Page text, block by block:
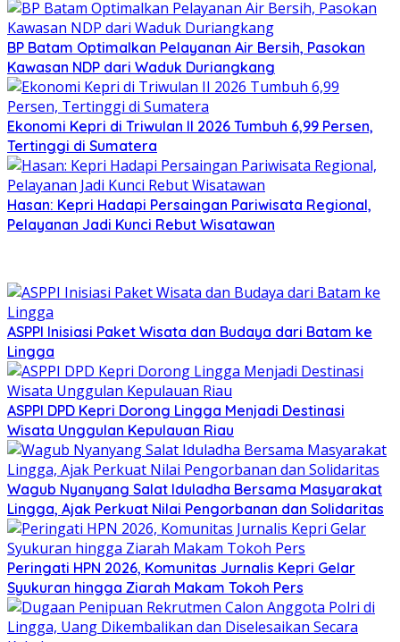
BP Batam Optimalkan Pelayanan Air Bersih, Pasokan
Kawasan NDP dari Waduk Duriangkang
Ekonomi Kepri di Triwulan II 2026 Tumbuh 6,99 Persen,
Tertinggi di Sumatera
Hasan: Kepri Hadapi Persaingan Pariwisata Regional,
Pelayanan Jadi Kunci Rebut Wisatawan
ASPPI Inisiasi Paket Wisata dan Budaya dari Batam ke
Lingga
ASPPI DPD Kepri Dorong Lingga Menjadi Destinasi
Wisata Unggulan Kepulauan Riau
Wagub Nyanyang Salat Iduladha Bersama Masyarakat
Lingga, Ajak Perkuat Nilai Pengorbanan dan Solidaritas
Peringati HPN 2026, Komunitas Jurnalis Kepri Gelar
Syukuran hingga Ziarah Makam Tokoh Pers